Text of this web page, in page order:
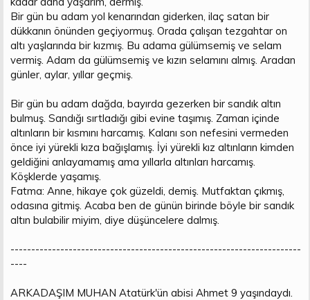
Bir gün bu adam yol kenarından giderken, ilaç satan bir
dükkanın önünden geçiyormuş. Orada çalışan tezgahtar on
altı yaşlarında bir kızmış. Bu adama gülümsemiş ve selam
vermiş. Adam da gülümsemiş ve kızın selamını almış. Aradan
günler, aylar, yıllar geçmiş.
Bir gün bu adam dağda, bayırda gezerken bir sandık altın
bulmuş. Sandığı sırtladığı gibi evine taşımış. Zaman içinde
altınların bir kısmını harcamış. Kalanı son nefesini vermeden
önce iyi yürekli kıza bağışlamış. İyi yürekli kız altınların kimden
geldiğini anlayamamış ama yıllarla altınları harcamış.
Köşklerde yaşamış.
Fatma: Anne, hikaye çok güzeldi, demiş. Mutfaktan çıkmış,
odasına gitmiş. Acaba ben de günün birinde böyle bir sandık
altın bulabilir miyim, diye düşüncelere dalmış.
----------------------------------------------------------------------
----
ARKADAŞIM MUHAN Atatürk'ün abisi Ahmet 9 yaşındaydı.